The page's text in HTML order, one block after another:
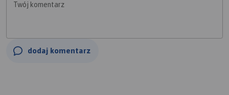
Twój komentarz
dodaj komentarz